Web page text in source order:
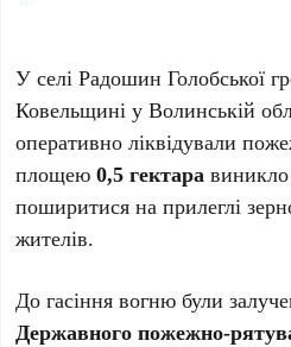
У селі Радошин Голобської
Ковельщині у Волинській
оперативно ліквідували
площею0,5 гектара виникло
поширитися на прилеглі
жителів.
До гасіння вогню були
Державного пожежно-